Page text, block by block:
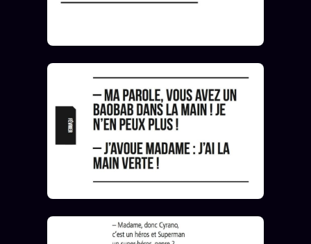
Founders
Équipe
Auteurs
Personas
Who is who
Qui baise qui +18